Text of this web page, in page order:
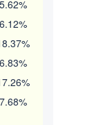
5.62%
6.12%
6.83%
7.68%